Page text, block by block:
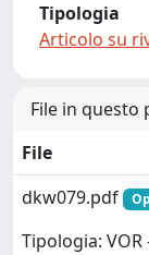
Tipologia
Articolo su
File in questo
File
dkw079.pdf
Tipologia: